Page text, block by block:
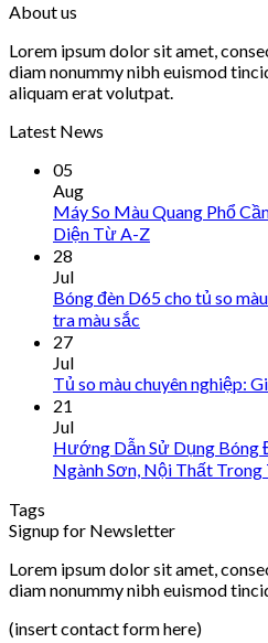
About us
Lorem ipsum dolor sit amet,
diam nonummy nibh euismod
aliquam erat volutpat.
Latest News
05
Aug
Máy So Màu Quang Phổ
Diện Từ A-Z
28
Jul
Bóng đèn D65 cho tủ so
tra màu sắc
27
Jul
Tủ so màu chuyên nghiệp:
21
Jul
Hướng Dẫn Sử Dụng Bóng
Ngành Sơn, Nội Thất
Tags
Signup for Newsletter
Lorem ipsum dolor sit amet,
diam nonummy nibh euismod
(insert contact form here)